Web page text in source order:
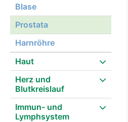
Blase
Prostata
Harnröhre
Haut
Herz und
Blutkreislauf
Immun- und
Lymphsystem